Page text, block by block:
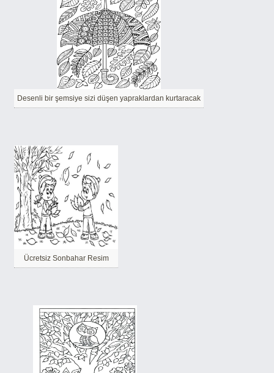
Desenli bir şemsiye sizi düşen yapraklardan kurtaracak
Ücretsiz Sonbahar Resim